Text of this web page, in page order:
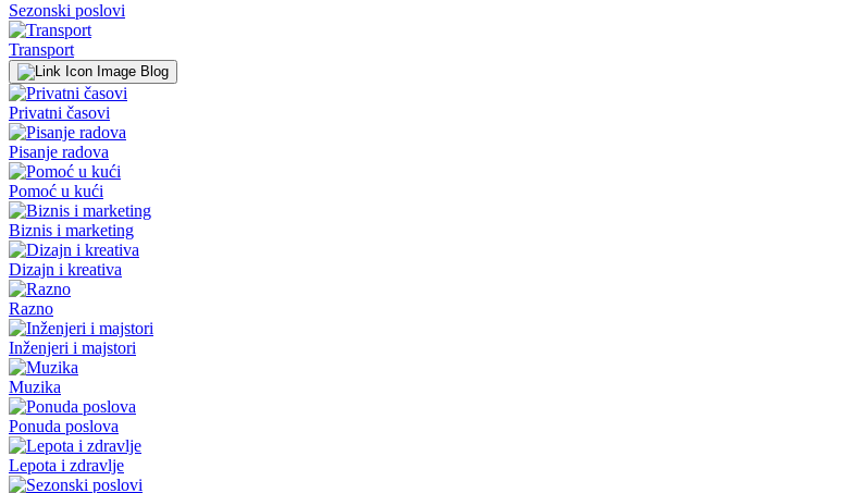
Sezonski poslovi
Transport
Blog
Privatni časovi
Pisanje radova
Pomoć u kući
Biznis i marketing
Dizajn i kreativa
Razno
Inženjeri i majstori
Muzika
Ponuda poslova
Lepota i zdravlje